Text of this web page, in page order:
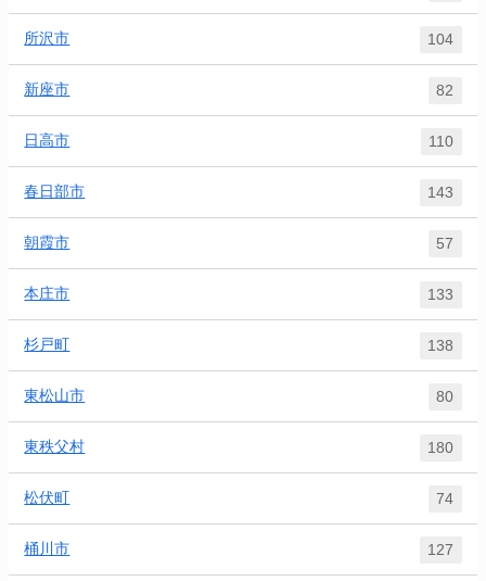
所沢市 104
新座市 82
日高市 110
春日部市 143
朝霞市 57
本庄市 133
杉戸町 138
東松山市 80
東秩父村 180
松伏町 74
桶川市 127